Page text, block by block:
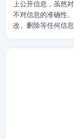
上公开信息，虽然
不对信息的准确性
改、删除等任何信息